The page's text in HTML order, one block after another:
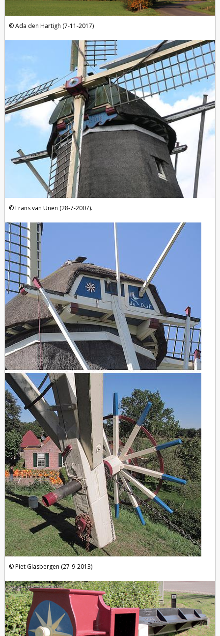
Ada den Hartigh (7-11-2017)
Frans van Unen (28-7-2007).
Piet Glasbergen (27-9-2013)